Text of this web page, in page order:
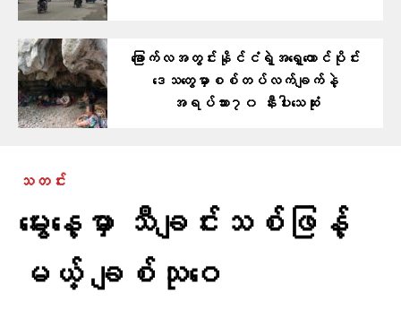
ခြောက်လအတွင်းနိုင်ငံရဲ့အရှေ့တောင်ပိုင်း
ဒေသတွေမှာစစ်တပ်လက်ချက်နဲ့
အရပ်သား၇၀ နီးပါးသေဆုံး
သတင်း
မွေးနေ့မှာ သီချင်းသစ်ဖြန့်
မယ့် ချစ်သုဝေ